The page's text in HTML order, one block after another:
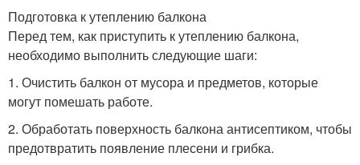
Подготовка к утеплению балкона
Перед тем, как приступить к утеплению балкона,
необходимо выполнить следующие шаги:
1. Очистить балкон от мусора и предметов, которые
могут помешать работе.
2. Обработать поверхность балкона антисептиком, чтобы
предотвратить появление плесени и грибка.